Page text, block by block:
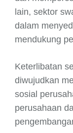
lain, sektor
dalam
mendukung
Keterlibatan
diwujudkan
sosial
perusahaan